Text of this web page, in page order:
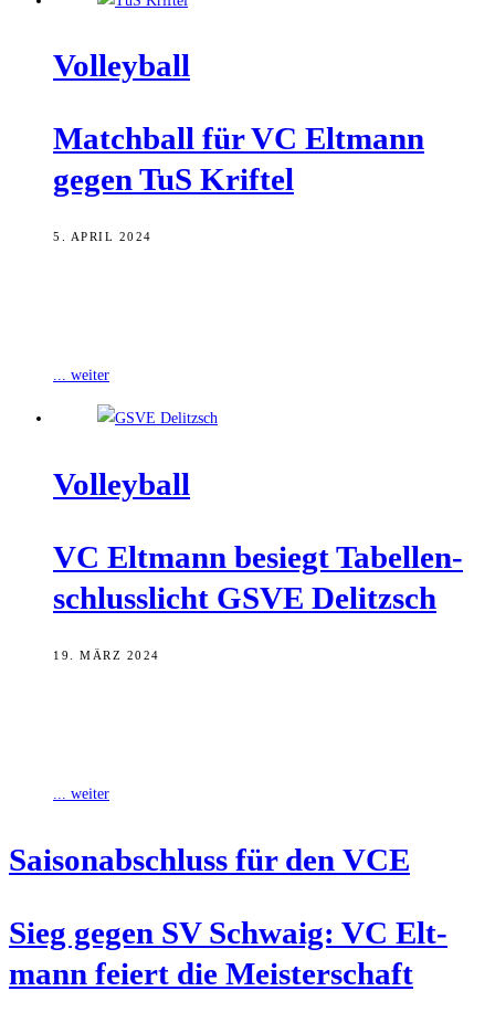
Vol­ley­ball
Match­ball für VC Elt­mann
gegen TuS Kriftel
5. APRIL 2024
... weiter
Vol­ley­ball
VC Elt­mann besiegt Tabel­len­
schluss­licht GSVE Delitzsch
19. MÄRZ 2024
... weiter
Sai­son­ab­schluss für den VCE
Sieg gegen SV Schwaig: VC Elt­
mann fei­ert die Meisterschaft